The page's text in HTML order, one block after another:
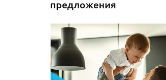
предложения